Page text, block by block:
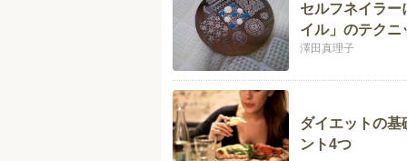
セルフネイラー
イル」のテクニ
澤田真理子
ダイエットの基
ント4つ